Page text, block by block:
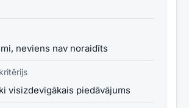
neviens nav noraidīts
visizdevīgākais piedāvājums